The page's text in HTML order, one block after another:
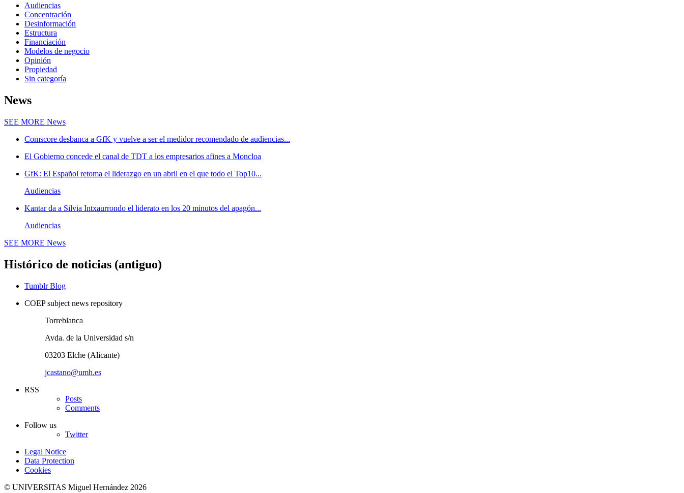
Audiencias
Concentración
Desinformación
Estructura
Financiación
Modelos de negocio
Opinión
Propiedad
Sin categoría
News
SEE MORE News
Comscore desbanca a GfK y vuelve a ser el medidor recomendado de audiencias...
El Gobierno concede el canal de TDT a los empresarios afines a Moncloa
GfK: El Español retoma el liderazgo en un abril en el que todo el Top10...
Audiencias
Kantar da a Silvia Intxaurrondo el liderato en los 20 minutos del apagón...
Audiencias
SEE MORE News
Histórico de noticias (antiguo)
Tumblr Blog
COEP subject news repository
Torreblanca
Avda. de la Universidad s/n
03203 Elche (Alicante)
jcastano@umh.es
RSS
Posts
Comments
Follow us
Twitter
Legal Notice
Data Protection
Cookies
© UNIVERSITAS Miguel Hernández 2026